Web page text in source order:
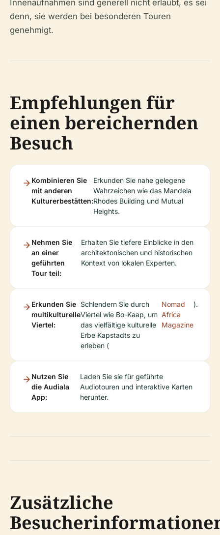
Innenaufnahmen sind generell nicht erlaubt, es sei
denn, sie werden bei besonderen Touren
genehmigt.
Empfehlungen für
einen bereichernden
Besuch
Kombinieren Sie
mit anderen
Kulturerbestätten:
Erkunden Sie nahe gelegene
Wahrzeichen wie das Mandela
Rhodes Building und Mutual
Heights.
Nehmen Sie
an einer
geführten
Tour teil:
Erhalten Sie tiefere Einblicke in den
architektonischen und historischen
Kontext von lokalen Experten.
Erkunden Sie
multikulturelle
Viertel:
Schlendern Sie durch
Viertel wie Bo-Kaap, um
das vielfältige kulturelle
Erbe Kapstadts zu
erleben (
Nomad
Africa
Magazine
).
Nutzen Sie
die Audiala
App:
Laden Sie sie für geführte
Audiotouren und interaktive Karten
herunter.
Zusätzliche